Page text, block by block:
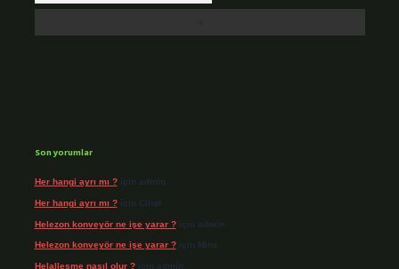
Son yorumlar
Her hangi ayrı mı ?için admin
Her hangi ayrı mı ?için Cihat
Helezon konveyör ne işe yarar ?için admin
Helezon konveyör ne işe yarar ?için Mine
Helalleşme nasıl olur ?için admin